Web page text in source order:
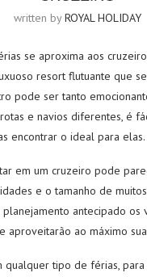
written byROYAL HOLIDAY
se aproxima aos
resort flutuante que
pode ser tanto
e navios diferentes, é
encontrar o ideal para elas.
em um cruzeiro pode
e o tamanho de
antecipado os
aproveitarão ao máximo
qualquer tipo de férias,